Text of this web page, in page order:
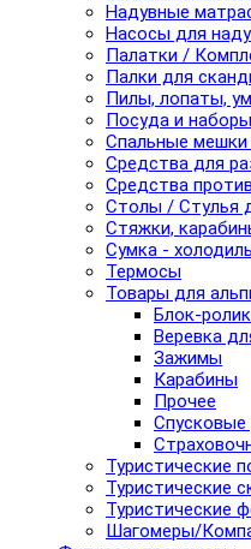
Надувные
Насосы для
Палатки /
Палки для
Пилы, лопаты,
Посуда и
Спальные мешки
Средства для
Средства
Столы / Стулья
Стяжки,
Сумка -
Термосы
Товары для
Блок-
Веревка
Зажимы
Карабины
Прочее
Спусковые
Туристические
Туристические
Туристические
Шагомеры/